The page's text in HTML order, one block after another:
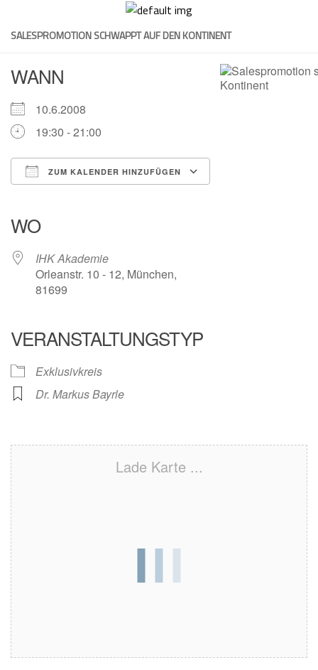
content
SALESPROMOTION SCHWAPPT AUF DEN KONTINENT
WANN
10.6.2008
19:30 - 21:00
ZUM KALENDER HINZUFÜGEN
WO
IHK Akademie
Orleanstr. 10 - 12, München,
81699
VERANSTALTUNGSTYP
Exklusivkreis
Dr. Markus Bayrle
Lade Karte ...